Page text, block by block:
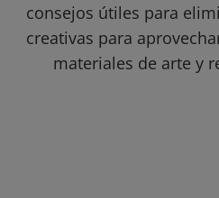
consejos útiles para
creativas para
materiales de arte y